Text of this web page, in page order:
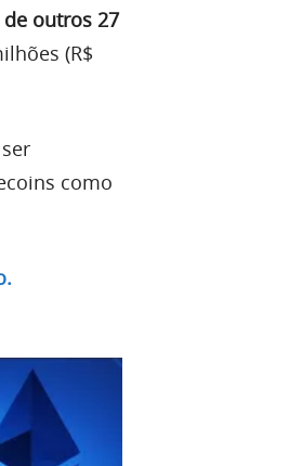
outros 27
(R$
como